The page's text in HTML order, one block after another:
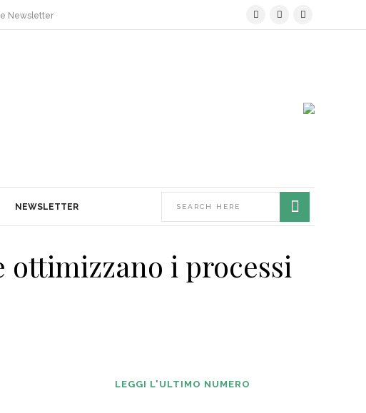
Newsletter
NEWSLETTER
ottimizzano i processi
LEGGI L'ULTIMO NUMERO
2026